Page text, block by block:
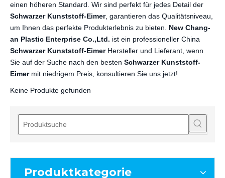
einen höheren Standard. Wir sind perfekt für jedes Detail der
Schwarzer Kunststoff-Eimer, garantieren das Qualitätsniveau,
um Ihnen das perfekte Produkterlebnis zu bieten. New Chang-
an Plastic Enterprise Co.,Ltd. ist ein professioneller China
Schwarzer Kunststoff-EimerHersteller und Lieferant, wenn
Sie auf der Suche nach den besten Schwarzer Kunststoff-
Eimermit niedrigem Preis, konsultieren Sie uns jetzt!
Keine Produkte gefunden
Produktkategorie